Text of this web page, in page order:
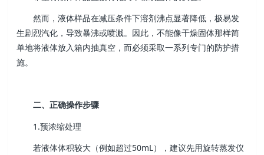
然而，液体样品在减压条件下溶剂沸点显著降低，极易发
生剧烈汽化，导致暴沸或喷溅。因此，不能像干燥固体那样简
单地将液体放入箱内抽真空，而必须采取一系列专门的防护措
施。
二、正确操作步骤
1.预浓缩处理
若液体体积较大（例如超过50mL），建议先用旋转蒸发仪